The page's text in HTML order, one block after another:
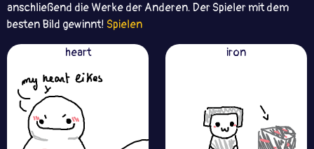
anschließend die Werke der Anderen. Der Spieler mit dem
besten Bild gewinnt! Spielen
heart
iron